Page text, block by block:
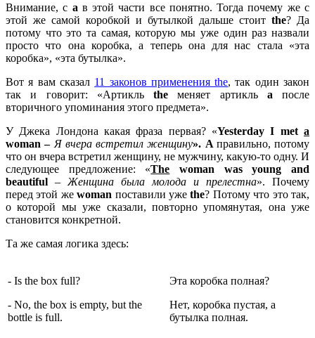
Внимание, с a в этой части все понятно. Тогда почему же с
этой же самой коробкой и бутылкой дальше стоит the? Да
потому что это та самая, которую мы уже один раз назвали
просто что она коробка, а теперь она для нас стала «эта
коробка», «эта бутылка».
Вот я вам сказал 11 законов применения the, так один закон
так и говорит: «Артикль the меняет артикль a после
вторичного упоминания этого предмета».
У Джека Лондона какая фраза первая? «Yesterday I met a
woman – Явчеравстретил женщину». A правильно, потому
что он вчера встретил женщину, не мужчину, какую-то одну. И
следующее предложение: «The woman wasyoungand
beautiful – Женщина была молода и прелестна». Почему
перед этой жеwoman поставили ужеthe? Потому что это так,
о которой мы уже сказали, повторно упомянутая, она уже
становится конкретной.
Та же самая логика здесь:
- Is the box full?
- No, the box is empty, but the
bottle is full.
Эта коробка полная?
Нет, коробка пустая, а
бутылка полная.